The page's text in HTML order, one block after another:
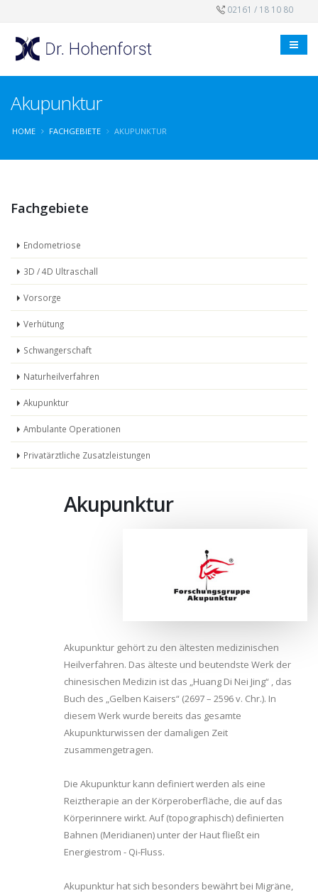
02161 / 18 10 80
Akupunktur
HOME FACHGEBIETE AKUPUNKTUR
Fachgebiete
Endometriose
3D / 4D Ultraschall
Vorsorge
Verhütung
Schwangerschaft
Naturheilverfahren
Akupunktur
Ambulante Operationen
Privatärztliche Zusatzleistungen
Akupunktur
Akupunktur gehört zu den ältesten medizinischen
Heilverfahren. Das älteste und beutendste Werk der
chinesischen Medizin ist das „Huang Di Nei Jing“ , das
Buch des „Gelben Kaisers“ (2697 – 2596 v. Chr.). In
diesem Werk wurde bereits das gesamte
Akupunkturwissen der damaligen Zeit
zusammengetragen.
Die Akupunktur kann definiert werden als eine
Reiztherapie an der Körperoberfläche, die auf das
Körperinnere wirkt. Auf (topographisch) definierten
Bahnen (Meridianen) unter der Haut fließt ein
Energiestrom - Qi-Fluss.
Akupunktur hat sich besonders bewährt bei Migräne,